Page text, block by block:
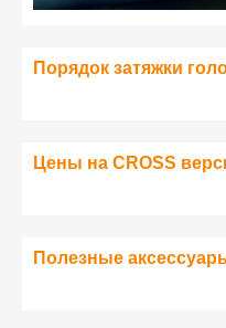
Порядок затяжки
Цены на CROSS
Полезные